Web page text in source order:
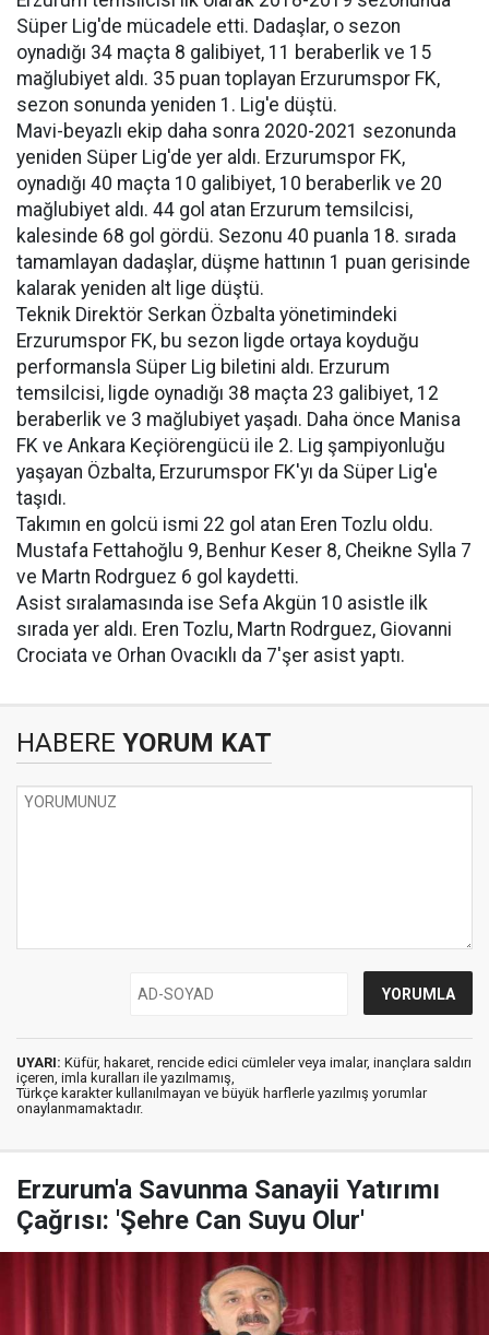
Süper Lig'de mücadele etti. Dadaşlar, o sezon
oynadığı 34 maçta 8 galibiyet, 11 beraberlik ve 15
mağlubiyet aldı. 35 puan toplayan Erzurumspor FK,
sezon sonunda yeniden 1. Lig'e düştü.
Mavi-beyazlı ekip daha sonra 2020-2021 sezonunda
yeniden Süper Lig'de yer aldı. Erzurumspor FK,
oynadığı 40 maçta 10 galibiyet, 10 beraberlik ve 20
mağlubiyet aldı. 44 gol atan Erzurum temsilcisi,
kalesinde 68 gol gördü. Sezonu 40 puanla 18. sırada
tamamlayan dadaşlar, düşme hattının 1 puan gerisinde
kalarak yeniden alt lige düştü.
Teknik Direktör Serkan Özbalta yönetimindeki
Erzurumspor FK, bu sezon ligde ortaya koyduğu
performansla Süper Lig biletini aldı. Erzurum
temsilcisi, ligde oynadığı 38 maçta 23 galibiyet, 12
beraberlik ve 3 mağlubiyet yaşadı. Daha önce Manisa
FK ve Ankara Keçiörengücü ile 2. Lig şampiyonluğu
yaşayan Özbalta, Erzurumspor FK'yı da Süper Lig'e
taşıdı.
Takımın en golcü ismi 22 gol atan Eren Tozlu oldu.
Mustafa Fettahoğlu 9, Benhur Keser 8, Cheikne Sylla 7
ve Martn Rodrguez 6 gol kaydetti.
Asist sıralamasında ise Sefa Akgün 10 asistle ilk
sırada yer aldı. Eren Tozlu, Martn Rodrguez, Giovanni
Crociata ve Orhan Ovacıklı da 7'şer asist yaptı.
HABERE YORUM KAT
UYARI: Küfür, hakaret, rencide edici cümleler veya imalar, inançlara saldırı
içeren, imla kuralları ile yazılmamış,
Türkçe karakter kullanılmayan ve büyük harflerle yazılmış yorumlar
onaylanmamaktadır.
Erzurum'a Savunma Sanayii Yatırımı
Çağrısı: 'Şehre Can Suyu Olur'